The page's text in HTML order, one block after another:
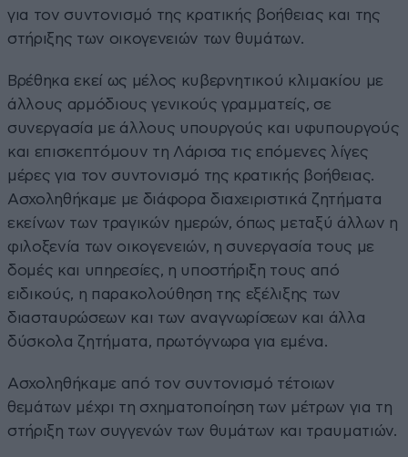
για τον συντονισμό της κρατικής βοήθειας και της
στήριξης των οικογενειών των θυμάτων.
Βρέθηκα εκεί ως μέλος κυβερνητικού κλιμακίου με
άλλους αρμόδιους γενικούς γραμματείς, σε
συνεργασία με άλλους υπουργούς και υφυπουργούς
και επισκεπτόμουν τη Λάρισα τις επόμενες λίγες
μέρες για τον συντονισμό της κρατικής βοήθειας.
Ασχοληθήκαμε με διάφορα διαχειριστικά ζητήματα
εκείνων των τραγικών ημερών, όπως μεταξύ άλλων η
φιλοξενία των οικογενειών, η συνεργασία τους με
δομές και υπηρεσίες, η υποστήριξη τους από
ειδικούς, η παρακολούθηση της εξέλιξης των
διασταυρώσεων και των αναγνωρίσεων και άλλα
δύσκολα ζητήματα, πρωτόγνωρα για εμένα.
Ασχοληθήκαμε από τον συντονισμό τέτοιων
θεμάτων μέχρι τη σχηματοποίηση των μέτρων για τη
στήριξη των συγγενών των θυμάτων και τραυματιών.